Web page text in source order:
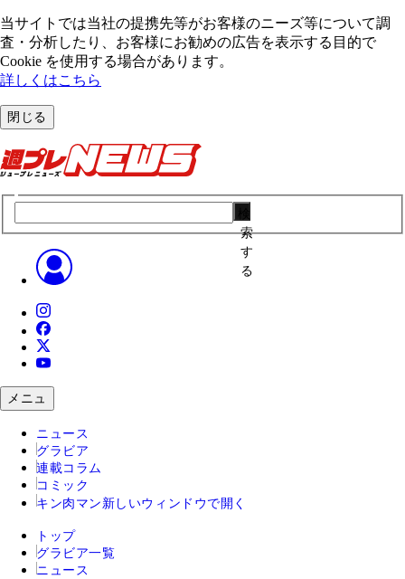
当サイトでは当社の提携先等がお客様のニーズ等について調
査・分析したり、お客様にお勧めの広告を表⽰する⽬的で
Cookie を使⽤する場合があります。
詳しくはこちら
閉じる
索
す
る
メニュ
ニュース
グラビア
連載コラム
コミック
キン肉マン 新しいウィンドウで開く
トップ
グラビア一覧
ニュース